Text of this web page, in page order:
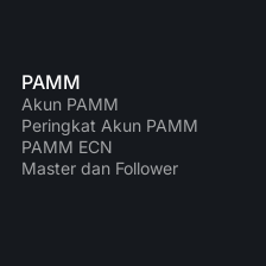
PAMM
Akun PAMM
Peringkat Akun PAMM
PAMM ECN
Master dan Follower